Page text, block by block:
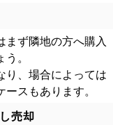
まず隣地の方へ購入
。
り、場合によっては
スもあります。
売却